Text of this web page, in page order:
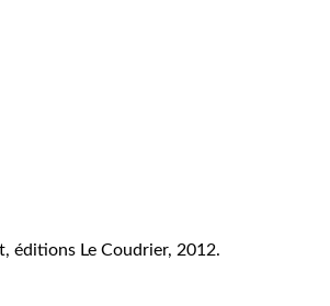
éditions Le Coudrier, 2012.